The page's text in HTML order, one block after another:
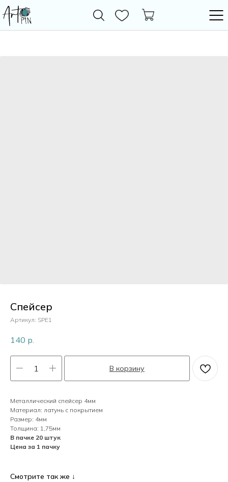
Камни
Кристаллы
Спейсер
Артикул: SPE1
140 р.
В корзину
Металлический спейсер 4мм
Материал: латунь с покрытием
Размер: 4мм
Толщина: 1,75мм
В пачке 20 штук
Цена за 1 пачку
Смотрите так же ↓